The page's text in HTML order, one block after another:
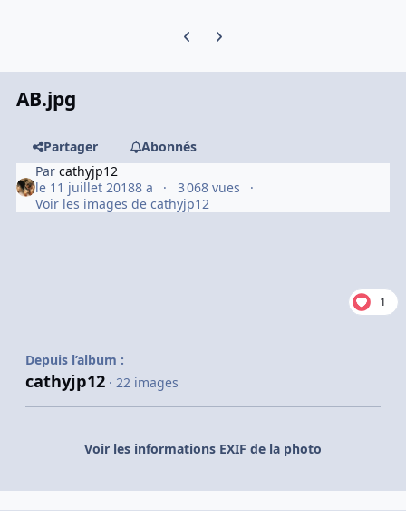
Previous carousel slide
Next carousel slide
AB.jpg
Partager
Abonnés
Parcathyjp12
le 11 juillet 20188 a
3 068 vues
Voir les images de cathyjp12
1
Depuis l’album :
cathyjp12 · 22 images
Voir les informations EXIF de la photo